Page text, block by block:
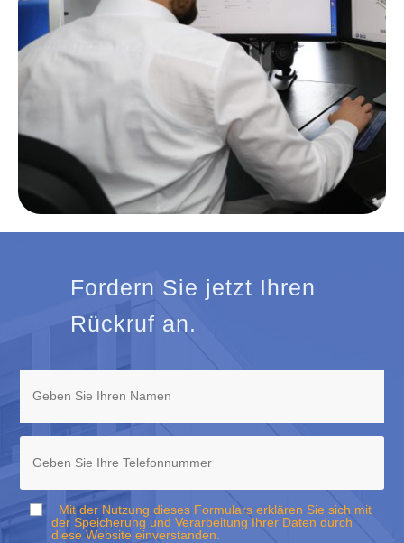
Fordern Sie jetzt Ihren
Rückruf an.
Mit der Nutzung dieses Formulars erklären Sie sich mit
der Speicherung und Verarbeitung Ihrer Daten durch
diese Website einverstanden.